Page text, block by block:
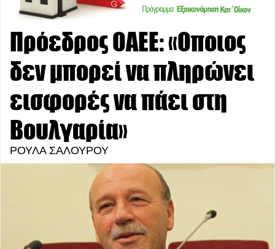
Πρόεδρος ΟΑΕΕ: «Οποιος
δεν μπορεί να πληρώνει
εισφορές να πάει στη
Βουλγαρία»
ΡΟΥΛΑ ΣΑΛΟΥΡΟΥ